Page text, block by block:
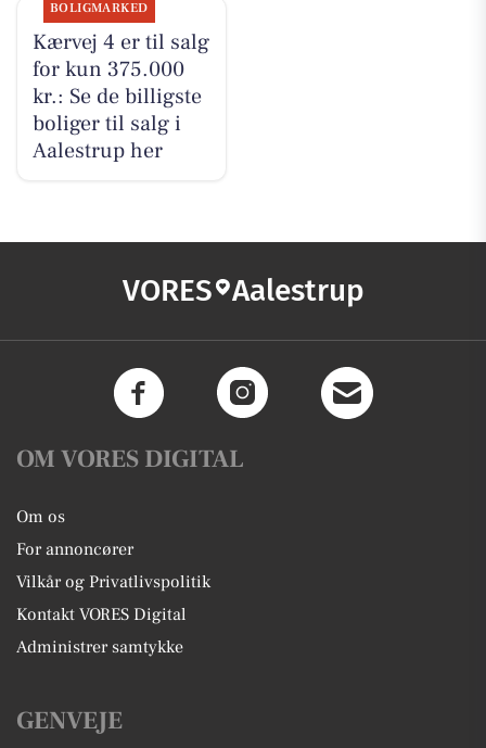
BOLIGMARKED
Kærvej 4 er til salg
for kun 375.000
kr.: Se de billigste
boliger til salg i
Aalestrup her
VORES Aalestrup
OM VORES DIGITAL
Om os
For annoncører
Vilkår og Privatlivspolitik
Kontakt VORES Digital
Administrer samtykke
GENVEJE